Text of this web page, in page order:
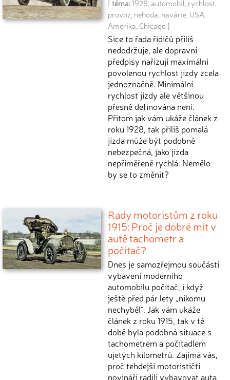
[ téma: 1928 automobil rychlost
provoz nehoda havárie USA
Amerika Chicago ]
Sice to řada řidičů příliš
nedodržuje, ale dopravní
předpisy nařizují maximální
povolenou rychlost jízdy zcela
jednoznačně. Minimální
rychlost jízdy ale většinou
přesně definována není.
Přitom jak vám ukáže článek z
roku 1928, tak příliš pomalá
jízda může být podobně
nebezpečná, jako jízda
nepřiměřeně rychlá. Nemělo
by se to změnit?
Rady motoristům z roku
1915: Proč je dobré mít v
autě tachometr a
počítač?
Dnes je samozřejmou součástí
vybavení moderního
automobilu počítač, i když
ještě před pár lety „nikomu
nechyběl“. Jak vám ukáže
článek z roku 1915, tak v té
době byla podobná situace s
tachometrem a počítadlem
ujetých kilometrů. Zajímá vás,
proč tehdejší motorističtí
novináři radili vybavovat auta